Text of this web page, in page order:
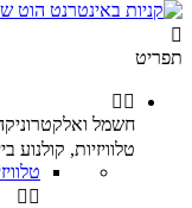

תפריט
 
חשמל
טלוויזיות, קולנוע
 